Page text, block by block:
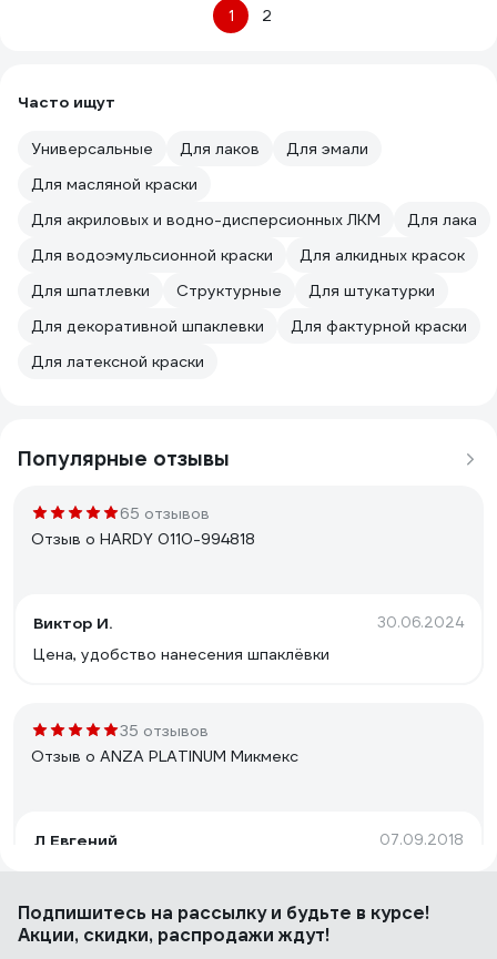
1 2
Часто ищут
Универсальные Для лаков
Для эмали
Для масляной краски
Для акриловых и водно-дисперсионных ЛКМ
Для лака
Для водоэмульсионной краски
Для алкидных красок
Для шпатлевки
Структурные
Для штукатурки
Для декоративной шпаклевки
Для фактурной краски
Для латексной краски
Популярные отзывы
65 отзывов
Отзыв о HARDY 0110-994818
Виктор И. 30.06.2024
Цена, удобство нанесения шпаклёвки
35 отзывов
Отзыв о ANZA PLATINUM Микмекс
Л Евгений 07.09.2018
Качество!
90 отзывов
Подпишитесь на рассылкуи будьте в курсе!
Акции, скидки, распродажи ждут!